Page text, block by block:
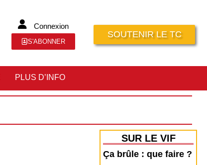
Connexion
S'ABONNER
SOUTENIR LE TC
PLUS D’INFO
SUR LE VIF
Ça brûle : que faire ?